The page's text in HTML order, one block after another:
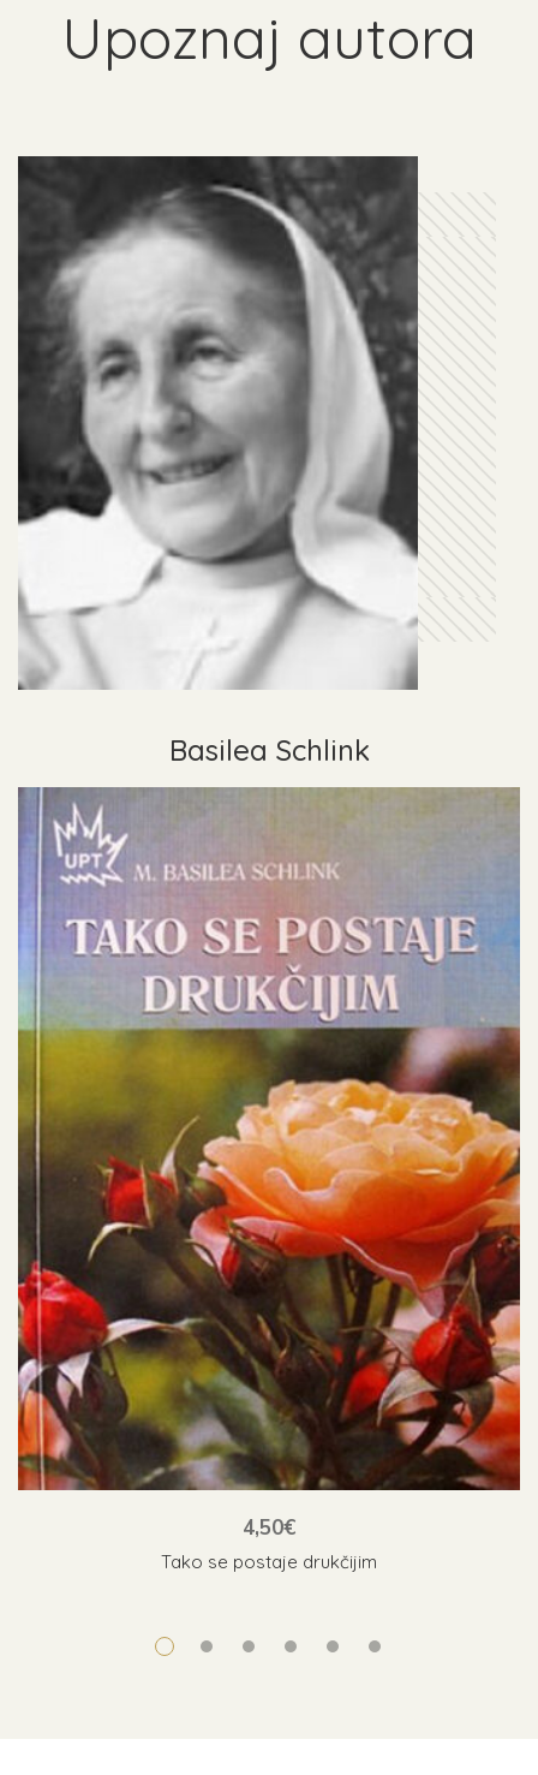
Upoznaj autora
Basilea Schlink
Tako se postaje drukčijim
4,50€